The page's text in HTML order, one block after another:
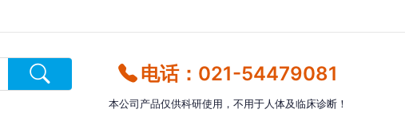
电话：021-54479081
本公司产品仅供科研使用，不用于人体及临床诊断！